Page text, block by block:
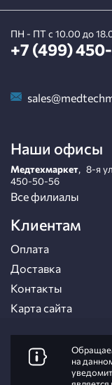
ПН - ПТ с 10.00 до
+7 (499)
Наши офисы
Медтехмаркет, 8-я
450-50-56
Все филиалы
Клиентам
Оплата
Доставка
Контакты
Карта сайта
на